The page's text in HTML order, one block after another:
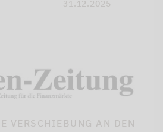
31.12.2025
VERSCHIEBUNG AN DEN